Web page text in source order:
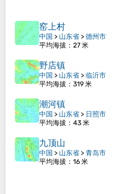
窑上村
中国 > 山东省 >德州市
平均海拔 ：27 米
野店镇
中国 > 山东省 >临沂市
平均海拔 ：319 米
潮河镇
中国 > 山东省 > 日照市
平均海拔 ：43 米
九顶山
中国 > 山东省 >青岛市
平均海拔 ：16 米